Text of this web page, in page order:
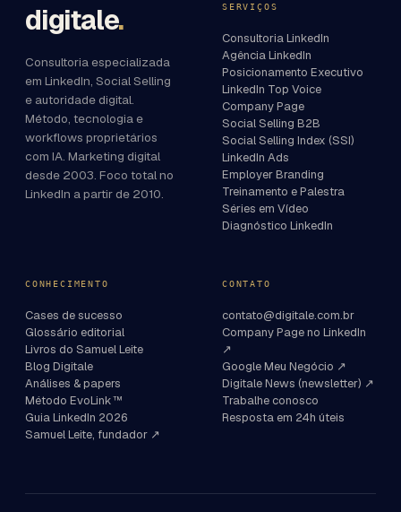
digitale.
Consultoria especializada
em LinkedIn, Social Selling
e autoridade digital.
Método, tecnologia e
workflows proprietários
com IA. Marketing digital
desde 2003. Foco total no
LinkedIn a partir de 2010.
SERVIÇOS
Consultoria LinkedIn
Agência LinkedIn
Posicionamento Executivo
LinkedIn Top Voice
Company Page
Social Selling B2B
Social Selling Index (SSI)
LinkedIn Ads
Employer Branding
Treinamento e Palestra
Séries em Vídeo
Diagnóstico LinkedIn
CONHECIMENTO
Cases de sucesso
Glossário editorial
Livros do Samuel Leite
Blog Digitale
Análises & papers
Método EvoLink™
Guia LinkedIn 2026
Samuel Leite, fundador ↗
CONTATO
contato@digitale.com.br
Company Page no LinkedIn
↗
Google Meu Negócio ↗
Digitale News (newsletter) ↗
Trabalhe conosco
Resposta em 24h úteis